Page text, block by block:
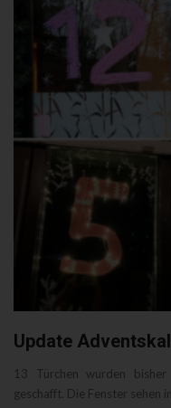
Update
13 Türchen wurden
geschafft. Die Fenster sehen